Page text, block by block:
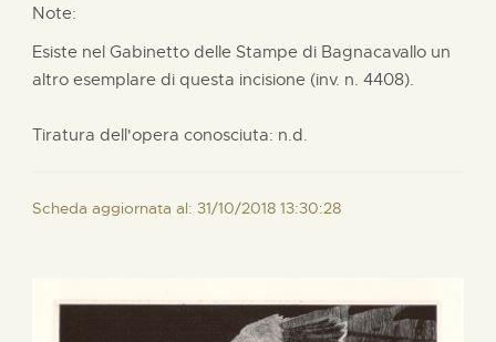
Note:
Esiste nel Gabinetto delle Stampe di Bagnacavallo un
altro esemplare di questa incisione (inv. n. 4408).
Tiratura dell'opera conosciuta: n.d.
Scheda aggiornata al: 31/10/2018 13:30:28